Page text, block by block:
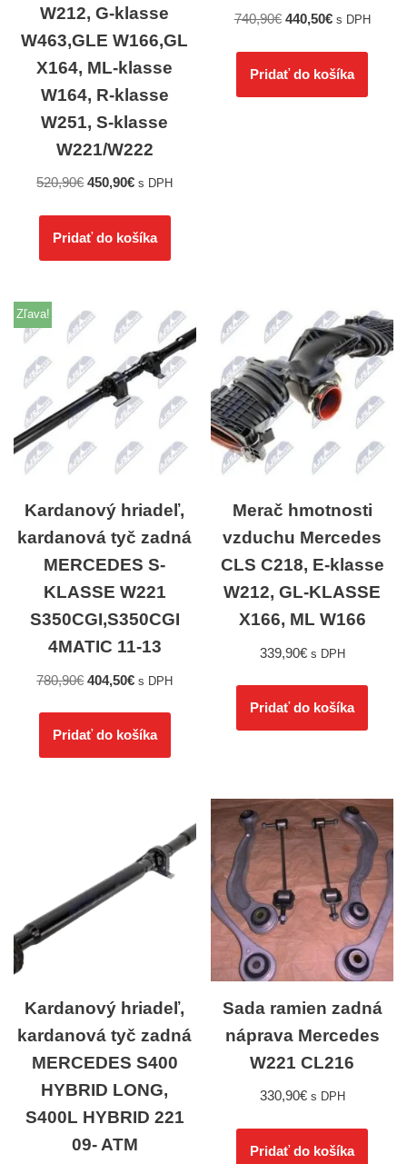
W212, G-klasse
W463,GLE W166,GL
X164, ML-klasse
W164, R-klasse
W251, S-klasse
W221/W222
520,90€ 450,90€ s DPH
Pridať do košíka
740,90€ 440,50€ s DPH
Pridať do košíka
Zľava!
Kardanový hriadeľ,
kardanová tyč zadná
MERCEDES S-
KLASSE W221
S350CGI,S350CGI
4MATIC 11-13
780,90€ 404,50€ s DPH
Pridať do košíka
Merač hmotnosti
vzduchu Mercedes
CLS C218, E-klasse
W212, GL-KLASSE
X166, ML W166
339,90€ s DPH
Pridať do košíka
Kardanový hriadeľ,
kardanová tyč zadná
MERCEDES S400
HYBRID LONG,
S400L HYBRID 221
09- ATM
Sada ramien zadná
náprava Mercedes
W221 CL216
330,90€ s DPH
Pridať do košíka